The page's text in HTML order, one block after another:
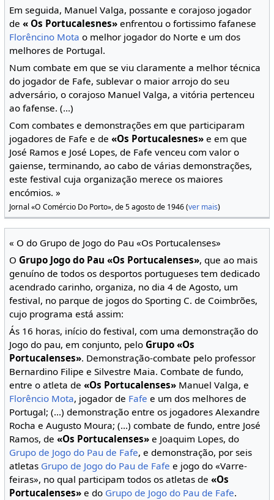
Em seguida, Manuel Valga, possante e corajoso jogador
de« Os Portucalesnes» enfrentou o fortissimo fafanese
Florêncino Mota o melhor jogador do Norte e um dos
melhores de Portugal.
Num combate em que se viu claramente a melhor técnica
do jogador de Fafe, sublevar o maior arrojo do seu
adversário, o corajoso Manuel Valga, a vitória pertenceu
ao fafense. (...)
Com combates e demonstrações em que participaram
jogadores de Fafe e de«Os Portucalesnes» e em que
José Ramos e José Lopes, de Fafe venceu com valor o
gaiense, terminando, ao cabo de várias demonstrações,
este festival cuja organização merece os maiores
encómios. »
Jornal «O Comércio Do Porto», de 5 agosto de 1946 (ver mais)
« O do Grupo de Jogo do Pau «Os Portucalenses»
OGrupo Jogo do Pau «Os Portucalenses», que ao mais
genuíno de todos os desportos portugueses tem dedicado
acendrado carinho, organiza, no dia 4 de Agosto, um
festival, no parque de jogos do Sporting C. de Coimbrões,
cujo programa está assim:
Ás 16 horas, início do festival, com uma demonstração do
Jogo do pau, em conjunto, peloGrupo «Os
Portucalenses». Demonstração-combate pelo professor
Bernardino Filipe e Silvestre Maia. Combate de fundo,
entre o atleta de«Os Portucalenses» Manuel Valga, e
Florêncio Mota, jogador de Fafe e um dos melhores de
Portugal; (...) demonstração entre os jogadores Alexandre
Rocha e Augusto Moura; (...) combate de fundo, entre José
Ramos, de«Os Portucalenses» e Joaquim Lopes, do
Grupo de Jogo do Pau de Fafe, e demonstração, por seis
atletas Grupo de Jogo do Pau de Fafe e jogo do «Varre-
feiras», no qual participam todos os atletas de«Os
Portucalenses» e do Grupo de Jogo do Pau de Fafe.